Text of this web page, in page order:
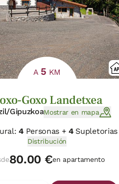
A 5 KM
Goxo Landetxea
GipuzkoaMostrar en mapa
4Personas +4Supletorias
Distribución
80.00 €en apartamento